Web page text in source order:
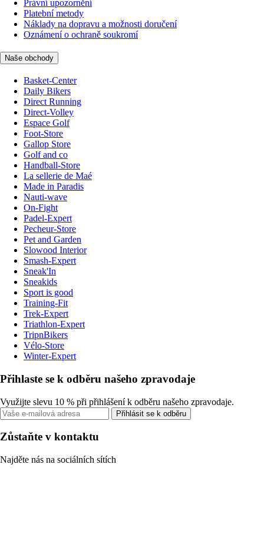
Právní upozornění
Platební metody
Náklady na dopravu a možnosti doručení
Oznámení o ochraně soukromí
Naše obchody
Basket-Center
Daily Bikers
Direct Running
Direct-Volley
Espace Golf
Foot-Store
Gallop Store
Golf and co
Handball-Store
La sellerie de Maé
Made in Paradis
Nauti-wave
On-Fight
Padel-Expert
Pecheur-Store
Pet and Garden
Slowood Interior
Smash-Expert
Sneak'In
Sneakids
Sport is good
Training-Fit
Trek-Expert
Triathlon-Expert
TripnBikers
Vélo-Store
Winter-Expert
Přihlaste se k odběru našeho zpravodaje
Využijte slevu 10 % při přihlášení k odběru našeho zpravodaje.
Přihlásit se k odběru
Zůstaňte v kontaktu
Najděte nás na sociálních sítích